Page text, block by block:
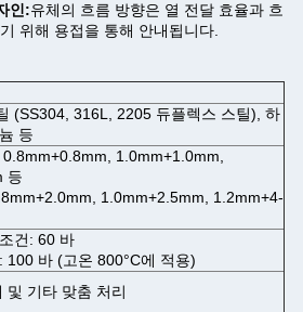
인:유체의 흐름 방향은 열 전달 효율과 흐
위해 용접을 통해 안내됩니다.
(SS304, 316L, 2205 듀플렉스 스틸), 하
등
1.0mm+1.0mm,
등
1.0mm+2.5mm, 1.2mm+4-
건: 60 바
100 바 (고온 800°C에 적용)
및 기타 맞춤 처리